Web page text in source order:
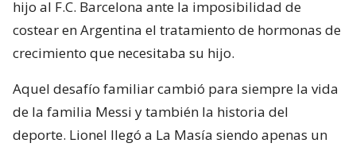
hijo al F.C. Barcelona ante la imposibilidad de
costear en Argentina el tratamiento de hormonas de
crecimiento que necesitaba su hijo.
Aquel desafío familiar cambió para siempre la vida
de la familia Messi y también la historia del
deporte. Lionel llegó a La Masía siendo apenas un